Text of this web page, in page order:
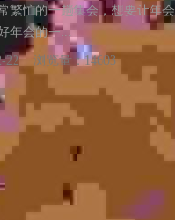
繁忙的一趟集会，想要让年
年会的一...
22 浏览量：14603